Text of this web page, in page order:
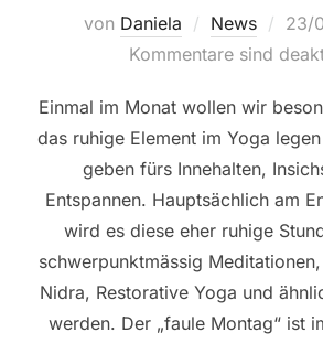
von Daniela News
am
23/
Kommentare sind
Einmal im Monat wollen wir
das ruhige Element im Yoga
geben fürs Innehalten,
Entspannen. Hauptsächlich am
wird es diese eher ruhige
schwerpunktmässig
Nidra, Restorative Yoga und
werden. Der „faule Montag“ ist